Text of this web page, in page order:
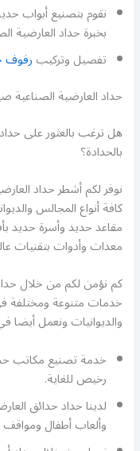
نقوم بتصنيع أبواب
بخبرة حداد العارضية
تفصيل وتركيبرفوف
حداد العارضية الصناعية
هل ترغب بالعثور على
بالحدادة؟
نوفر لكم أشطر حداد
كافة أنواع المجالس
مقاعد حديد وأسرة حديد
معدات وأدوات بتقنيات
كم نؤمن لكم من خلال
خدمات متنوعة ومختلفة
والديوانيات ونعمل أيضا
خدمة تصنيع مكاتب
رخيص للغاية.
لدينا حداد حدائق
وألعاب أطفال